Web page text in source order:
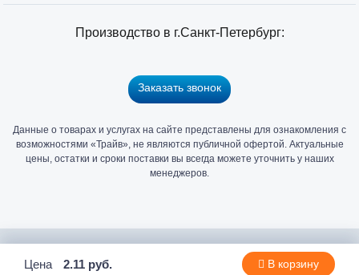
Цена 2.11 руб. В корзину
Производство в г.Санкт-Петербург:
Заказать звонок
Данные о товарах и услугах на сайте представлены для ознакомления с
возможностями «Трайв», не являются публичной офертой. Актуальные
цены, остатки и сроки поставки вы всегда можете уточнить у наших
менеджеров.
Главный
в
Петербурге
2006 - 2026 © Компания «Трайв» производитель и дистрибьютор